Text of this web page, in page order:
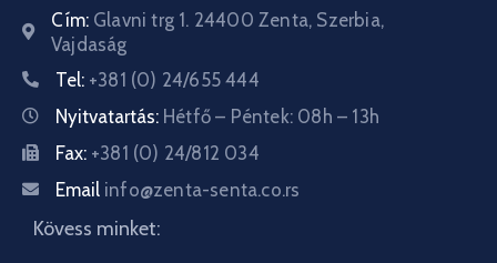
Cím: Glavni trg 1. 24400 Zenta, Szerbia,
Vajdaság
Tel: +381 (0) 24/655 444
Nyitvatartás: Hétfő – Péntek: 08h – 13h
Fax: +381 (0) 24/812 034
Email info@zenta-senta.co.rs
Kövess minket: